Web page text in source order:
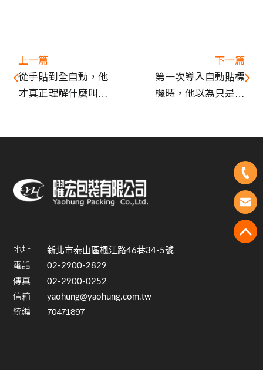
上一篇
從手貼到全自動，他
才真正理解什麼叫貼
下一篇
第一次導入自動貼標
機時，他以為只是換
地址 新北市泰山區楓江路46巷34-5號
電話 02-2900-2829
傳真 02-2900-0252
信箱 yaohung@yaohung.com.tw
統編 70471897